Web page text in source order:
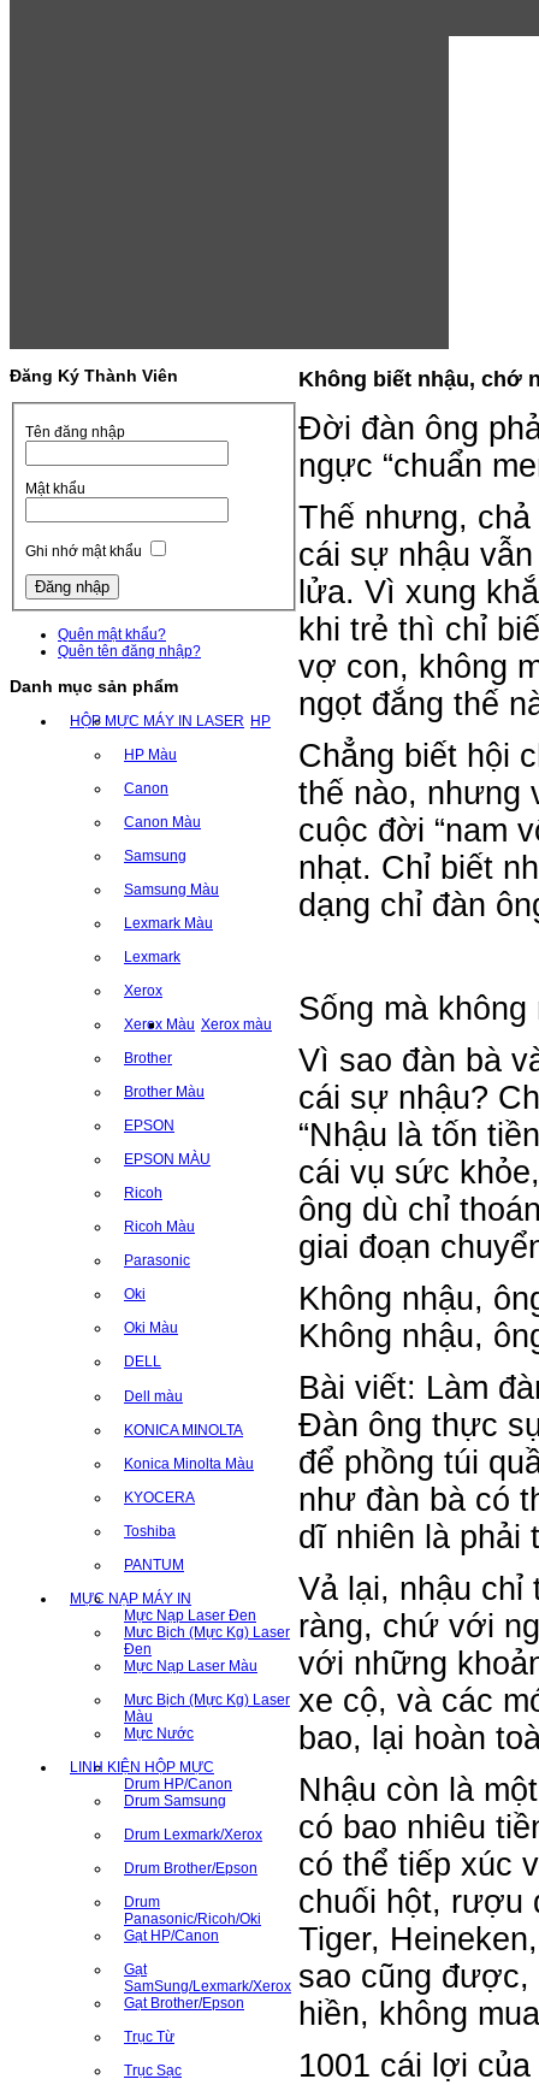
Đăng Ký Thành Viên
Tên đăng nhập
Mật khẩu
Ghi nhớ mật khẩu
Quên mật khẩu?
Quên tên đăng nhập?
Danh mục sản phẩm
HỘP MỰC MÁY IN LASER HP
HP Màu
Canon
Canon Màu
Samsung
Samsung Màu
Lexmark Màu
Lexmark
Xerox
Xerox Màu Xerox màu
Brother
Brother Màu
EPSON
EPSON MÀU
Ricoh
Ricoh Màu
Parasonic
Oki
Oki Màu
DELL
Dell màu
KONICA MINOLTA
Konica Minolta Màu
KYOCERA
Toshiba
PANTUM
MỰC NẠP MÁY IN
Mực Nạp Laser Đen
Mưc Bịch (Mực Kg) Laser
Đen
Mực Nạp Laser Màu
Mưc Bịch (Mực Kg) Laser
Màu
Mực Nước
LINH KIỆN HỘP MỰC
Drum HP/Canon
Drum Samsung
Drum Lexmark/Xerox
Drum Brother/Epson
Drum
Panasonic/Ricoh/Oki
Gạt HP/Canon
Gạt
SamSung/Lexmark/Xerox
Gạt Brother/Epson
Trục Từ
Trục Sạc
Không biết nhậu, chớ
Đời đàn ông
ngực “chuẩn
Thế nhưng,
cái sự nhậu
lửa. Vì xung
khi trẻ thì chỉ
vợ con, không
ngọt đắng thế
Chẳng biết hội
thế nào, nhưng
cuộc đời “nam
nhạt. Chỉ biết
dạng chỉ đàn
Sống mà
Vì sao đàn bà
cái sự nhậu?
“Nhậu là tốn
cái vụ sức
ông dù chỉ
giai đoạn
Không nhậu,
Không nhậu,
Bài viết: Làm
Đàn ông thực
để phồng túi
như đàn bà có
dĩ nhiên là phải
Vả lại, nhậu
ràng, chứ với
với những
xe cộ, và các
bao, lại hoàn
Nhậu còn là
có bao nhiêu
có thể tiếp xúc
chuối hột, rượu
Tiger,
sao cũng được,
hiền, không
1001 cái lợi